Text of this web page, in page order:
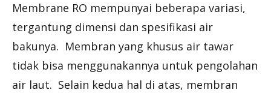
Membrane RO mempunyai beberapa variasi,
tergantung dimensi dan spesifikasi air
bakunya. Membran yang khusus air tawar
tidak bisa menggunakannya untuk pengolahan
air laut. Selain kedua hal di atas, membran